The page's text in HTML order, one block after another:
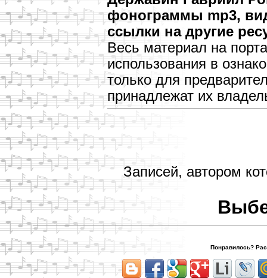
фонограммы mp3,
ссылки на другие
Весь материал на
использования в
только для
принадлежат их
Записей, автором
Понравилось?